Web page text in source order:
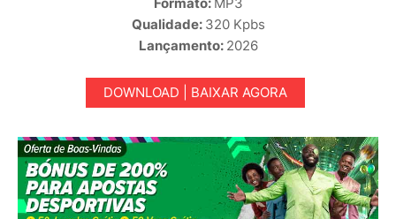
Qualidade: 320 Kpbs
Lançamento: 2026
DOWNLOAD | BAIXAR AGORA